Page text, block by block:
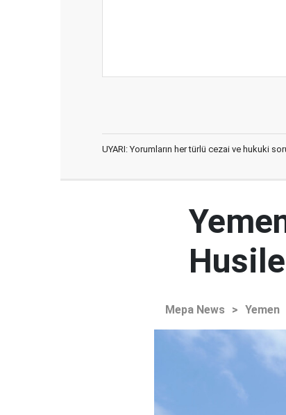
UYARI: Yorumların her türlü cezai ve hukuki
Mepa News > Yemen